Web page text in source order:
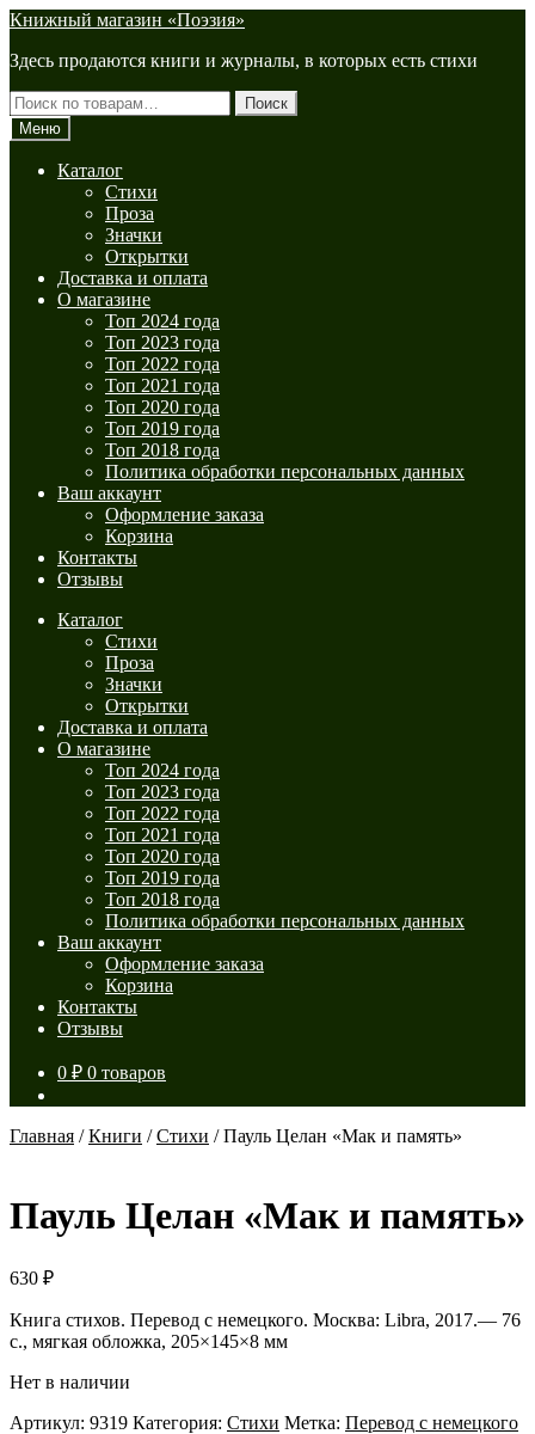
Перейти
навигации
Перейти
содержимому
Книжный магазин «Поэзия»
Здесь продаются книги и журналы, в которых есть стихи
Искать:
Поиск
Меню
Каталог
Стихи
Проза
Значки
Открытки
Доставка и оплата
О магазине
Топ 2024 года
Топ 2023 года
Топ 2022 года
Топ 2021 года
Топ 2020 года
Топ 2019 года
Топ 2018 года
Политика обработки персональных данных
Ваш аккаунт
Оформление заказа
Корзина
Контакты
Отзывы
Каталог
Стихи
Проза
Значки
Открытки
Доставка и оплата
О магазине
Топ 2024 года
Топ 2023 года
Топ 2022 года
Топ 2021 года
Топ 2020 года
Топ 2019 года
Топ 2018 года
Политика обработки персональных данных
Ваш аккаунт
Оформление заказа
Корзина
Контакты
Отзывы
0 ₽ 0 товаров
Главная /Книги /Стихи /Пауль Целан «Мак и память»
Пауль Целан «Мак и память»
630 ₽
Книга стихов. Перевод с немецкого. Москва: Libra, 2017.— 76
с., мягкая обложка, 205×145×8 мм
Нет в наличии
Артикул: 9319 Категория: Стихи Метка: Перевод с немецкого